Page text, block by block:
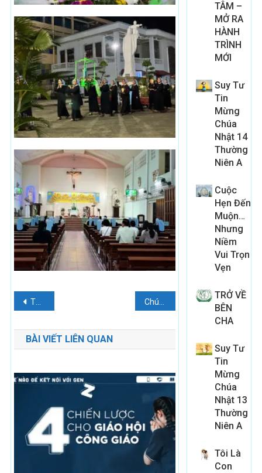
Điều
hướng
bài
viết
THOÁNG NHÌN TRÍ TUỆ NHÂN TẠO THEO QUAN ĐIỂM KITÔ GIÁO: CƠ HỘI VÀ THÁCH ĐỐ Chúa Nhật Tuần XXVII – Mùa Thường Niên: TÌM LẠI NỀN TẢNG HẠNH PHÚC GIA ĐÌNH
BÀI VIẾT LIÊN QUAN
TÂM –
MỞ RA
HÀNH
TRÌNH
MỚI
Suy Tư
Tin
Mừng
Chúa
Nhật 14
Thường
Niên A
Cuộc
Hẹn Đến
Muộn…
Nhưng
Niềm
Vui Trọn
Vẹn
TRỞ VỀ
BÊN
CHA
Suy Tư
Tin
Mừng
Chúa
Nhật 13
Thường
Niên A
Tôi Là
Con